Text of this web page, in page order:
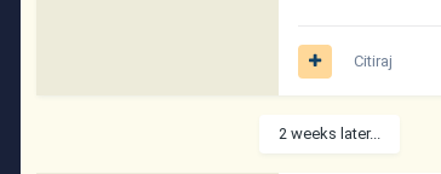
Citiraj
2 weeks later...